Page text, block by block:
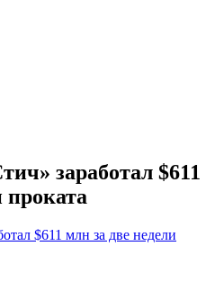
заработал $611
проката
$611 млн за две недели